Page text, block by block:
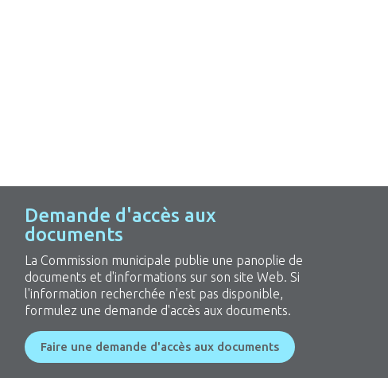
Demande d'accès aux
documents
La Commission municipale publie une panoplie de
documents et d'informations sur son site Web. Si
l'information recherchée n'est pas disponible,
formulez une demande d'accès aux documents.
Faire une demande d'accès aux documents